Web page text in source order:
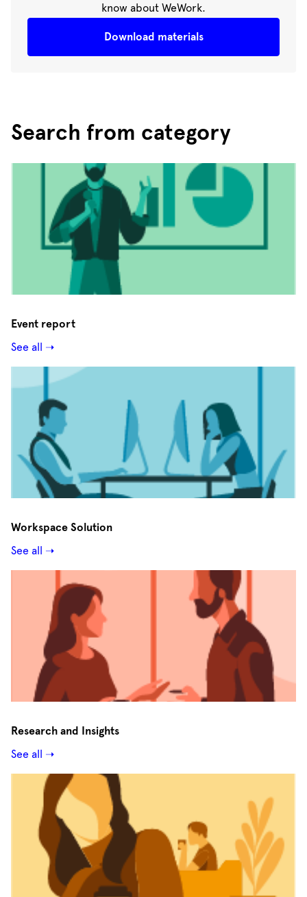
know about WeWork.
Download materials
Search from category
Event report
See all ➝
Workspace Solution
See all ➝
Research and Insights
See all ➝